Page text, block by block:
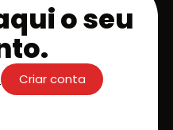
o seu
Criar conta